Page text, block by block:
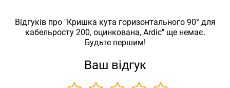
Відгуків про "Кришка кута горизонтального 90° для
кабельросту 200, оцинкована, Ardic" ще немає.
Будьте першим!
Ваш відгук